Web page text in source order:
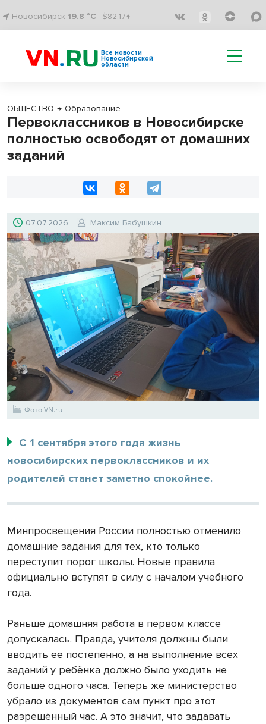
Новосибирск 19.8 °C $82.17↑
Все новости
Новосибирской
области
ОБЩЕСТВО → Образование
Первоклассников в Новосибирске
полностью освободят от домашних
заданий
07.07.2026 Максим Бабушкин
Фото VN.ru
С 1 сентября этого года жизнь
новосибирских первоклассников и их
родителей станет заметно спокойнее.
Минпросвещения России полностью отменило
домашние задания для тех, кто только
переступит порог школы. Новые правила
официально вступят в силу с началом учебного
года.
Раньше домашняя работа в первом классе
допускалась. Правда, учителя должны были
вводить её постепенно, а на выполнение всех
заданий у ребёнка должно было уходить не
больше одного часа. Теперь же министерство
убрало из документов сам пункт про этот
разрешённый час. А это значит, что задавать